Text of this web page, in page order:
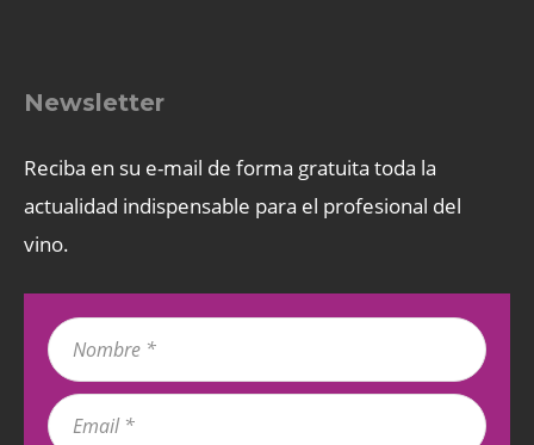
Newsletter
Reciba en su e-mail de forma gratuita toda la
actualidad indispensable para el profesional del
vino.